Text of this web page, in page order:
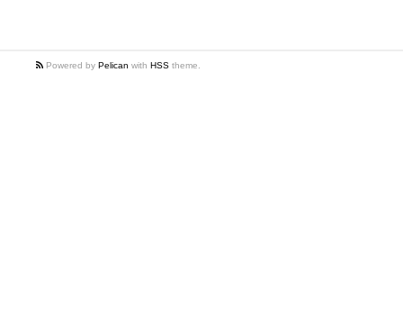
Powered by Pelican with HSS theme.